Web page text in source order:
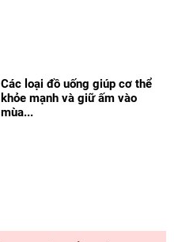
Các loại đồ uống giúp cơ thể
khỏe mạnh và giữ ấm vào
mùa...